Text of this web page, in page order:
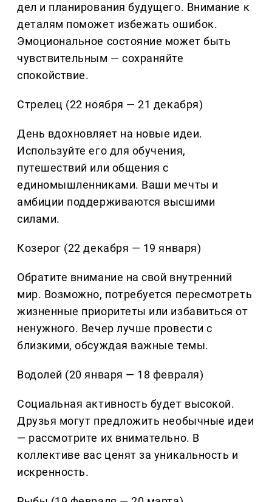
дел и планирования будущего. Внимание к
деталям поможет избежать ошибок.
Эмоциональное состояние может быть
чувствительным — сохраняйте
спокойствие.
Стрелец (22 ноября — 21 декабря)
День вдохновляет на новые идеи.
Используйте его для обучения,
путешествий или общения с
единомышленниками. Ваши мечты и
амбиции поддерживаются высшими
силами.
Козерог (22 декабря — 19 января)
Обратите внимание на свой внутренний
мир. Возможно, потребуется пересмотреть
жизненные приоритеты или избавиться от
ненужного. Вечер лучше провести с
близкими, обсуждая важные темы.
Водолей (20 января — 18 февраля)
Социальная активность будет высокой.
Друзья могут предложить необычные идеи
— рассмотрите их внимательно. В
коллективе вас ценят за уникальность и
искренность.